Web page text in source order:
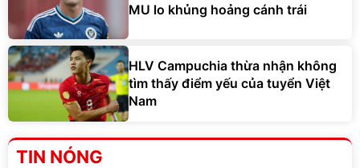
MU lo khủng hoảng cánh trái
HLV Campuchia thừa nhận không
tìm thấy điểm yếu của tuyển Việt
Nam
TIN NÓNG